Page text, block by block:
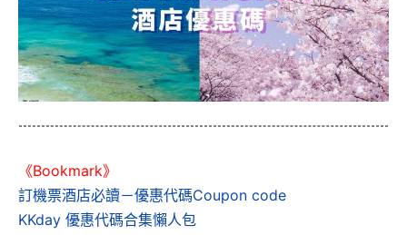
《Bookmark》
訂機票酒店必讀－優惠代碼Coupon code
KKday 優惠代碼合集懶人包